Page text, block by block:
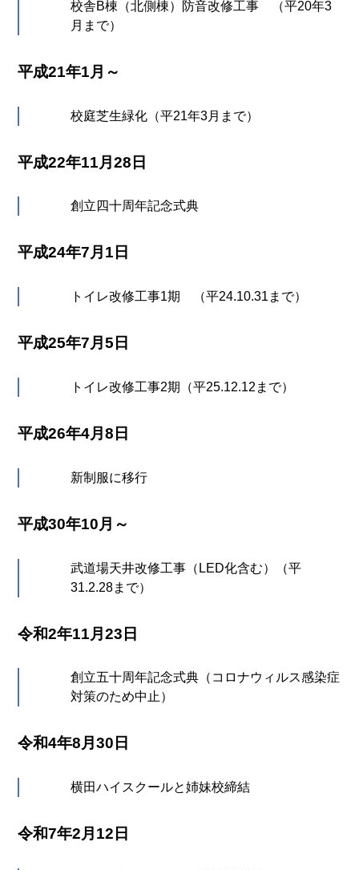
校舎B棟（北側棟）防音改修工事 （平20年3
月まで）
平成21年1月～
校庭芝生緑化（平21年3月まで）
平成22年11月28日
創立四十周年記念式典
平成24年7月1日
トイレ改修工事1期 （平24.10.31まで）
平成25年7月5日
トイレ改修工事2期（平25.12.12まで）
平成26年4月8日
新制服に移行
平成30年10月～
武道場天井改修工事（LED化含む）（平
31.2.28まで）
令和2年11月23日
創立五十周年記念式典（コロナウィルス感染症
対策のため中止）
令和4年8月30日
横田ハイスクールと姉妹校締結
令和7年2月12日